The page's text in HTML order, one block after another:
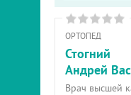
ОРТОПЕД
Стогний
Андрей
Врач высшей